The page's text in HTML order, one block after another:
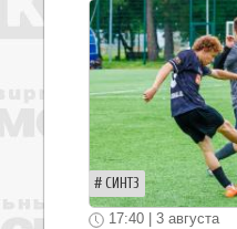
СИНТЗ
17:40 | 3 августа